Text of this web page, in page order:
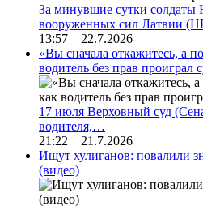
За минувшие сутки солдаты
вооруженных сил Латвии
13:57 22.7.2026
«Вы сначала откажитесь, а
водитель без прав проиграл
17 июля Верховный суд
водителя,…
21:22 21.7.2026
Ищут хулиганов: повалили
(видео)